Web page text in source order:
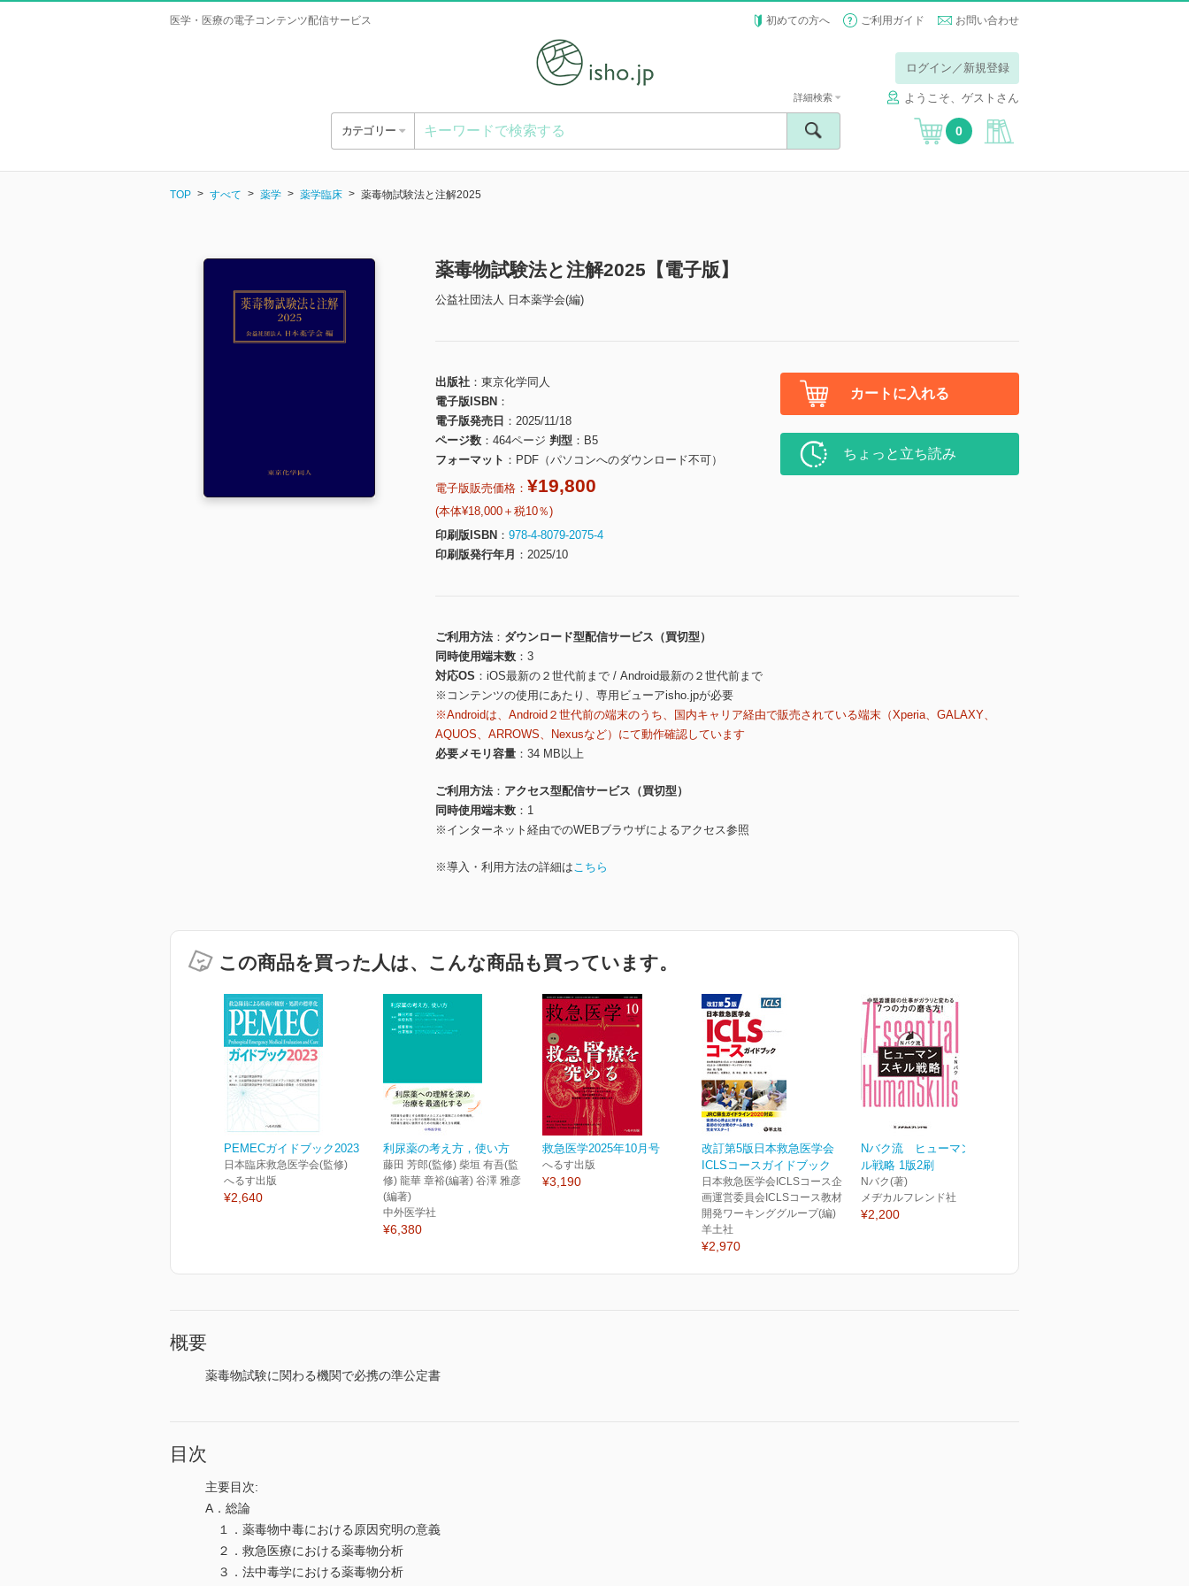
医学・医療の電子コンテンツ配信サービス 初めての方へ ご利用ガイド お問い合わせ
ログイン／新規登録
ようこそ、ゲストさん
カテゴリー
詳細検索
0
TOP すべて 薬学 薬学臨床 薬毒物試験法と注解2025
薬毒物試験法と注解2025【電子版】
公益社団法人 日本薬学会(編)
出版社
東京化学同人
電子版ISBN
電子版発売日
2025/11/18
ページ数
464ページ 判型
B5
フォーマット
PDF（パソコンへのダウンロード不可）
電子版販売価格： ¥19,800
(本体¥18,000＋税10％)
印刷版ISBN
978-4-8079-2075-4
印刷版発行年月
2025/10
カートに入れる
ちょっと立ち読み
ご利用方法
ダウンロード型配信サービス（買切型）
同時使用端末数
3
対応OS
iOS最新の２世代前まで / Android最新の２世代前まで
※コンテンツの使用にあたり、専用ビューアisho.jpが必要
※Androidは、Android２世代前の端末のうち、国内キャリア経由で販売されている端末（Xperia、GALAXY、
AQUOS、ARROWS、Nexusなど）にて動作確認しています
必要メモリ容量
34 MB以上
ご利用方法
アクセス型配信サービス（買切型）
同時使用端末数
1
※インターネット経由でのWEBブラウザによるアクセス参照
※導入・利用方法の詳細はこちら
この商品を買った人は、こんな商品も買っています。
PEMECガイドブック2023
日本臨床救急医学会(監修)
へるす出版
¥2,640
利尿薬の考え方，使い方
藤田 芳郎(監修) 柴垣 有吾(監
修) 龍華 章裕(編著) 谷澤 雅彦
(編著)
中外医学社
¥6,380
救急医学2025年10月号
へるす出版
¥3,190
改訂第5版日本救急医学会
ICLSコースガイドブック
日本救急医学会ICLSコース企
画運営委員会ICLSコース教材
開発ワーキンググループ(編)
羊土社
¥2,970
Nバク流 ヒューマンスキ
ル戦略 1版2刷
Nバク(著)
メヂカルフレンド社
¥2,200
概要
薬毒物試験に関わる機関で必携の準公定書
目次
主要目次:
A．総論
１．薬毒物中毒における原因究明の意義
２．救急医療における薬毒物分析
３．法中毒学における薬毒物分析